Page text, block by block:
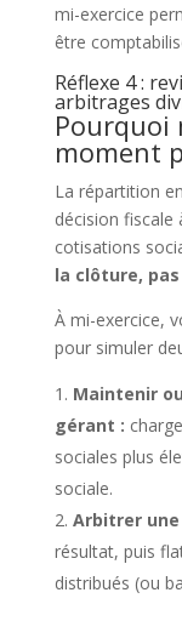
mi-exercice
être
Réflexe 4 :
arbitrages
Pourquoi
moment
La répartition
décision fiscale
cotisations
la clôture,
À mi-exercice,
pour simuler
Maintenir
gérant :
sociales plus
sociale.
Arbitrer
résultat, puis
distribués (ou